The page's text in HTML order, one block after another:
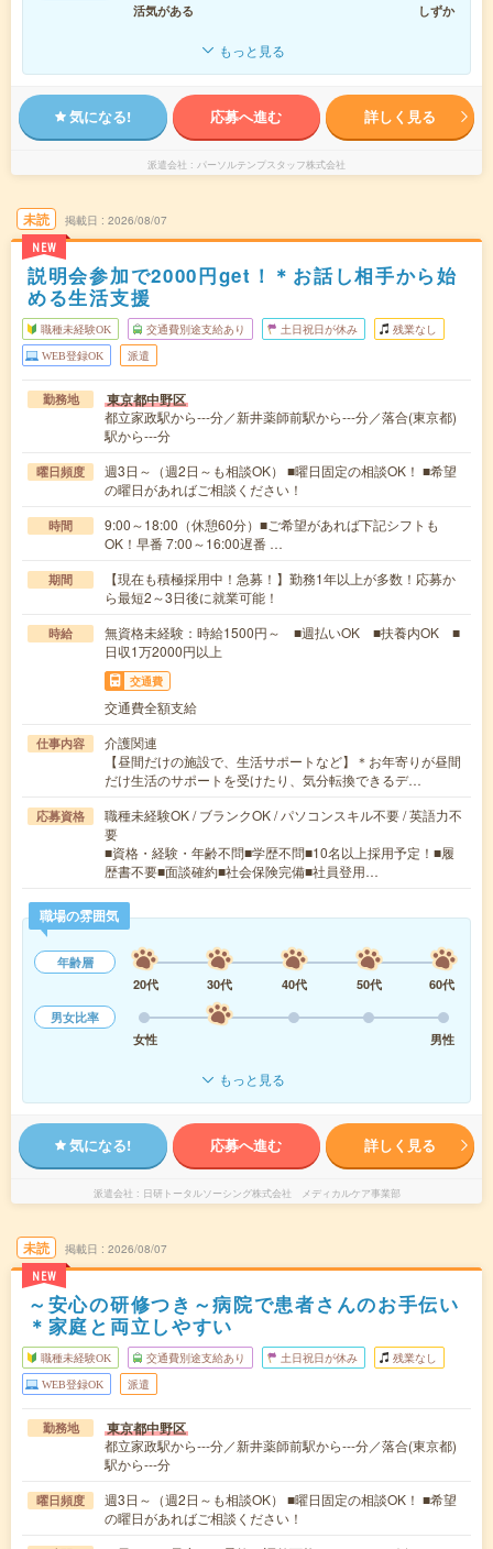
活気がある
しずか
もっと見る
気になる! 応募へ進む 詳しく見る
派遣会社 パーソルテンプスタッフ株式会社
未読
NEW
掲載日 2026/08/07
説明会参加で2000円get！＊お話し相手から始
める生活支援
職種未経験OK 交通費別途支給あり 土日祝日が休み 残業なし
WEB登録OK 派遣
勤務地 東京都中野区
都立家政駅から---分／新井薬師前駅から---分／落合(東京都)
駅から---分
曜日頻度
週3日～（週2日～も相談OK） ■曜日固定の相談OK！ ■希望
の曜日があればご相談ください！
時間
9:00～18:00（休憩60分）■ご希望があれば下記シフトも
OK！早番 7:00～16:00遅番 …
期間
【現在も積極採用中！急募！】勤務1年以上が多数！応募か
ら最短2～3日後に就業可能！
時給
無資格未経験：時給1500円～ ■週払いOK ■扶養内OK ■
日収1万2000円以上
交通費
交通費全額支給
仕事内容
介護関連
【昼間だけの施設で、生活サポートなど】＊お年寄りが昼間
だけ生活のサポートを受けたり、気分転換できるデ…
応募資格
職種未経験OK / ブランクOK / パソコンスキル不要 / 英語力不
要
■資格・経験・年齢不問■学歴不問■10名以上採用予定！■履
歴書不要■面談確約■社会保険完備■社員登用…
職場の雰囲気
年齢層
20代
30代 40代 50代
60代
男女比率
女性
男性
もっと見る
気になる! 応募へ進む 詳しく見る
派遣会社 日研トータルソーシング株式会社 メディカルケア事業部
未読
NEW
掲載日 2026/08/07
～安心の研修つき～病院で患者さんのお手伝い
＊家庭と両立しやすい
職種未経験OK 交通費別途支給あり 土日祝日が休み 残業なし
WEB登録OK 派遣
勤務地 東京都中野区
都立家政駅から---分／新井薬師前駅から---分／落合(東京都)
駅から---分
曜日頻度
週3日～（週2日～も相談OK） ■曜日固定の相談OK！ ■希望
の曜日があればご相談ください！